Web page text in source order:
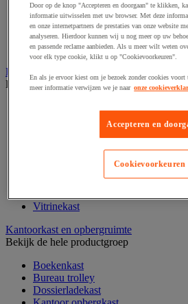
Klein kantoormateriaal
Papier, systeem- en visitekaarten
Schriften, notitieblokken en
Schrijfwaren
Kantoordecoratie
Bekijk de hele productgroep
Lijst- en ophangsysteem
Vitrinekast
Kantoorkast en opbergruimte
Bekijk de hele productgroep
Boekenkast
Bureau trolley
Dossierladekast
Door op de knop "Accepteren en doorgaan" te klikken,
informatie uitwisselen met uw browser. Met deze
en onze internetpartners de prestaties van onze website
analyseren. Hierdoor kunnen wij u nog meer op uw
en passende reclame aanbieden. Als u meer wilt weten
voor elk type cookie, klikt u op "Cookievoorkeuren".
En als je ervoor kiest om je bezoek zonder cookies
meer informatie verwijzen we je naar onze
Accepteren en
Cookievoorkeuren